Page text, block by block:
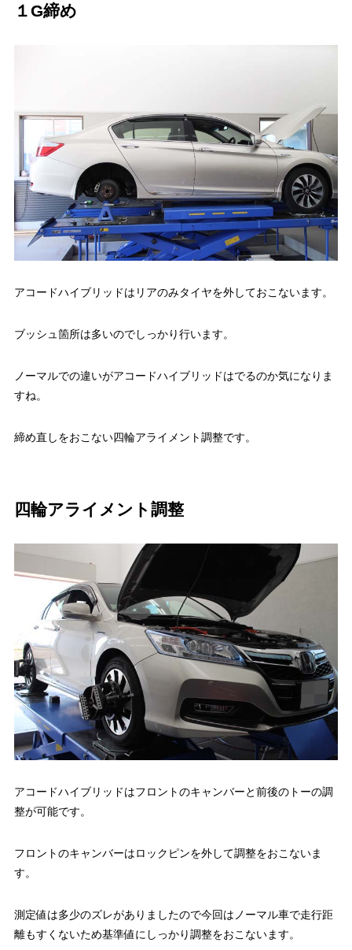
１G締め
アコードハイブリッドはリアのみタイヤを外しておこないます。
ブッシュ箇所は多いのでしっかり行います。
ノーマルでの違いがアコードハイブリッドはでるのか気になりま
すね。
締め直しをおこない四輪アライメント調整です。
四輪アライメント調整
アコードハイブリッドはフロントのキャンバーと前後のトーの調
整が可能です。
フロントのキャンバーはロックピンを外して調整をおこないま
す。
測定値は多少のズレがありましたので今回はノーマル車で走行距
離もすくないため基準値にしっかり調整をおこないます。